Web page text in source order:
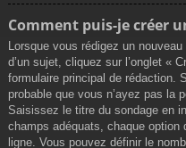
Comment puis-je créer
Lorsque vous rédigez un
d’un sujet, cliquez sur l’onglet «
formulaire principal de rédaction.
probable que vous n’ayez pas la
Saisissez le titre du sondage en
champs adéquats, chaque option
ligne. Vous pouvez définir le